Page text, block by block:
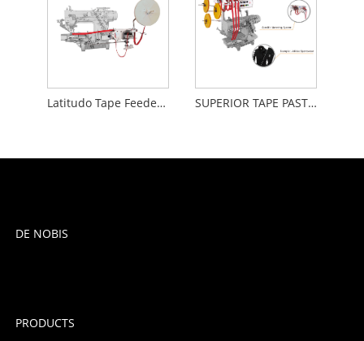
Latitudo Tape Feeder Pasce Latitudo 70mm SUPERIOR TAPE PASTOR
DE NOBIS
PRODUCTS